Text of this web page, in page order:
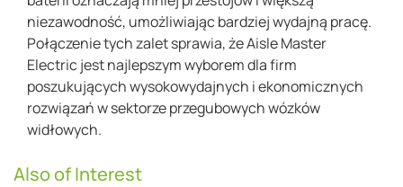
niezawodność, umożliwiając bardziej wydajną pracę.
Połączenie tych zalet sprawia, że Aisle Master
Electric jest najlepszym wyborem dla firm
poszukujących wysokowydajnych i ekonomicznych
rozwiązań w sektorze przegubowych wózków
widłowych.
Also of Interest